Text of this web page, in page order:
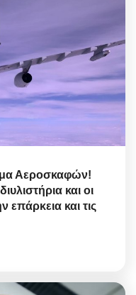
Αεροσκαφών!
και οι
και τις